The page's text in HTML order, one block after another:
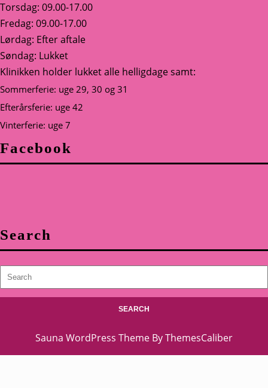
Torsdag: 09.00-17.00
Fredag: 09.00-17.00
Lørdag: Efter aftale
Søndag: Lukket
Klinikken holder lukket alle helligdage samt:
Sommerferie: uge 29, 30 og 31
Efterårsferie: uge 42
Vinterferie: uge 7
Facebook
Search
Search
for:
Sauna WordPress Theme By ThemesCaliber